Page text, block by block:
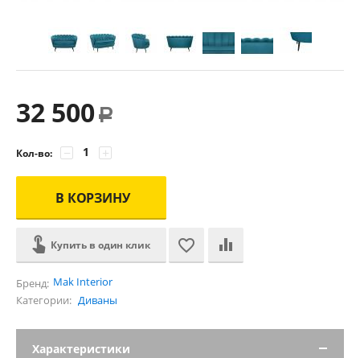
32 500 Р
Кол-во: +
−
В КОРЗИНУ
Купить в один клик
Бренд: Mak Interior
Категории: Диваны
Характеристики